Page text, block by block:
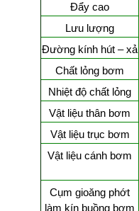
Đẩy cao
Lưu lượng
Đường kính hút – xả
Chất lỏng bơm
Nhiệt độ chất lỏng
Vật liệu thân bơm
Vật liệu trục bơm
Vật liệu cánh bơm
Cụm gioăng phớt
làm kín buồng bơm